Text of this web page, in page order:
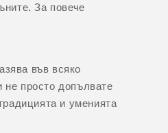
За повече
във всяко
не просто допълвате
и уменията